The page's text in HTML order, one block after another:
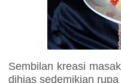
Sembilan kreasi
dihias sedemikian